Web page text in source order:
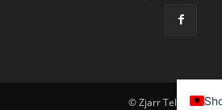
© Zjarr Televizion